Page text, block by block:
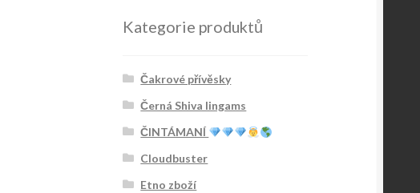
Kategorie produktů
Čakrové přívěsky
Černá Shiva lingams
ČINTÁMANÍ
Cloudbuster
Etno zboží